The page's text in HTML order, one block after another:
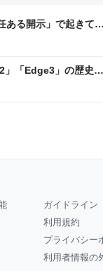
る開示」で起きてい
」「Edge3」の歴史に
ガイドライン
利用規約
プライバシー
利用者情報の